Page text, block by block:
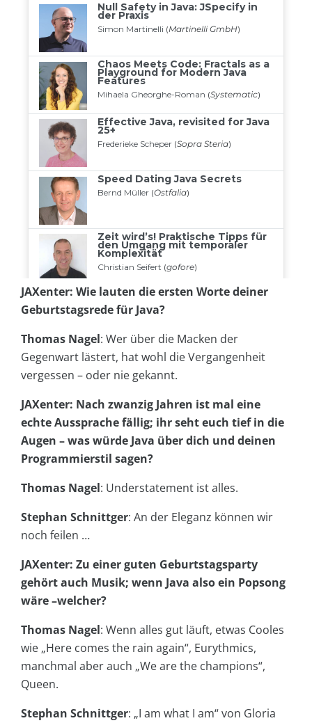
JAXenter: Wie lauten die ersten Worte deiner
Geburtstagsrede für Java?
Thomas Nagel: Wer über die Macken der
Gegenwart lästert, hat wohl die Vergangenheit
vergessen – oder nie gekannt.
JAXenter: Nach zwanzig Jahren ist mal eine
echte Aussprache fällig; ihr seht euch tief in die
Augen – was würde Java über dich und deinen
Programmierstil sagen?
Thomas Nagel: Understatement ist alles.
Stephan Schnittger: An der Eleganz können wir
noch feilen …
JAXenter: Zu einer guten Geburtstagsparty
gehört auch Musik; wenn Java also ein Popsong
wäre –welcher?
Thomas Nagel: Wenn alles gut läuft, etwas Cooles
wie „Here comes the rain again“, Eurythmics,
manchmal aber auch „We are the champions“,
Queen.
Stephan Schnittger: „I am what I am“ von Gloria